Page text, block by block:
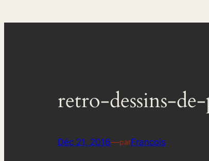
retro-dessins-
Déc 21, 2016—parFrancois